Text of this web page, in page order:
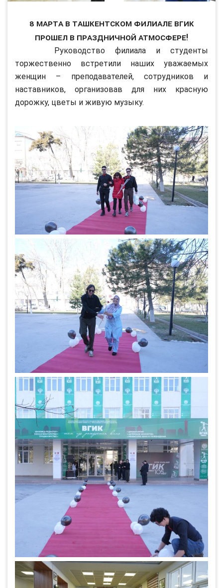
8 Марта в Ташкентском филиале ВГИК
прошел в праздничной атмосфере!
Руководство филиала и студенты
торжественно встретили наших уважаемых
женщин – преподавателей, сотрудников и
наставников, организовав для них красную
дорожку, цветы и живую музыку.